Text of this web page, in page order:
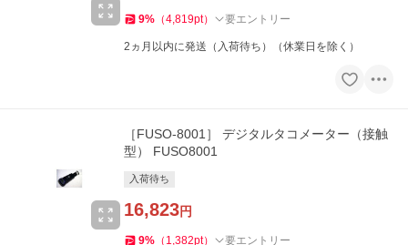
9% （4,819pt） 要エントリー
2ヵ月以内に発送（入荷待ち）（休業日を除く）
［FUSO-8001］ デジタルタコメーター（接触
型） FUSO8001
入荷待ち
16,823円
9% （ 1,382pt） 要エントリー